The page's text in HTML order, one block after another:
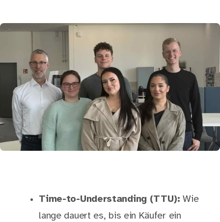
Time-to-Understanding (TTU): Wie
lange dauert es, bis ein Käufer ein